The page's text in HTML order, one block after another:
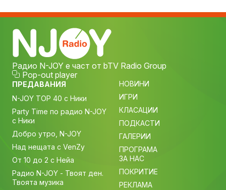
Радио N-JOY е част от bTV Radio Group
Pop-out player
ПРЕДАВАНИЯ
N-JOY TOP 40 с Ники
Party Time по радио N-JOY
с Ники
Добро утро, N-JOY
Над нещата с VenZy
От 10 до 2 с Нейа
Радио N-JOY - Твоят ден.
Твоята музика
НОВИНИ
ИГРИ
КЛАСАЦИИ
ПОДКАСТИ
ГАЛЕРИИ
ПРОГРАМА
ЗА НАС
ПОКРИТИЕ
РЕКЛАМА